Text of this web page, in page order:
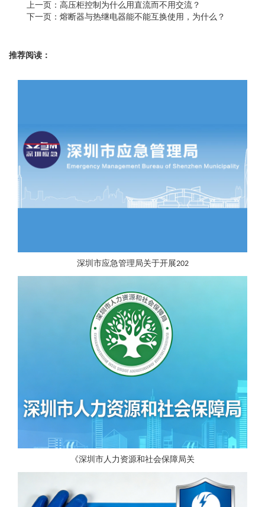
上一页：高压柜控制为什么用直流而不用交流？
下一页：熔断器与热继电器能不能互换使用，为什么？
推荐阅读：
深圳市应急管理局关于开展202
《深圳市人力资源和社会保障局关